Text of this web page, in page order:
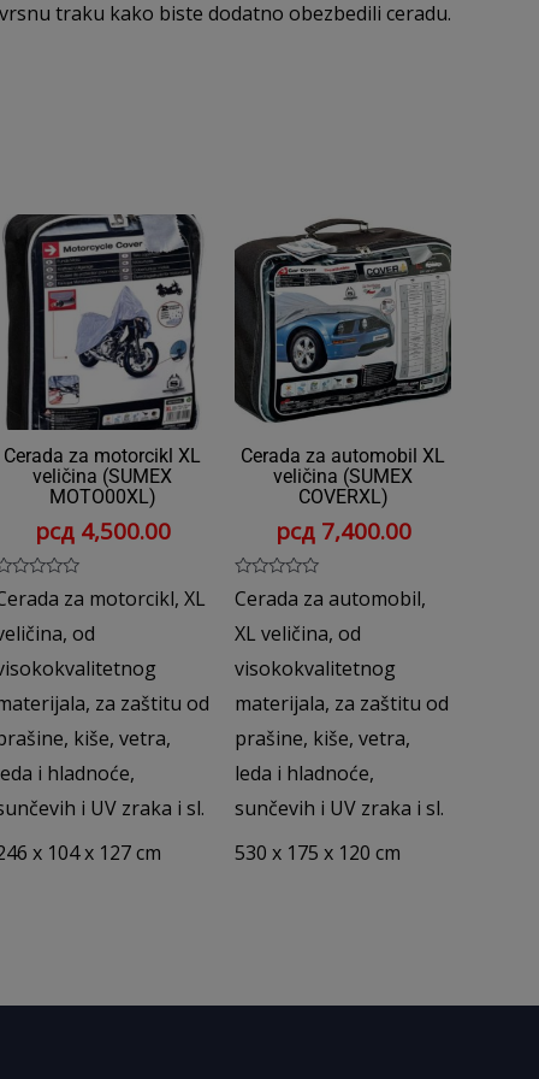
traku kako biste dodatno obezbedili ceradu.
Cerada za motorcikl XL
veličina (SUMEX
MOTO00XL)
рсд4,500.00
za motorcikl, XL
od
za zaštitu od
kiše, vetra,
i hladnoće,
i UV zraka i sl.
x 104 x 127 cm
Cerada za automobil XL
veličina (SUMEX
COVERXL)
рсд7,400.00
Rated
0
of
Cerada za automobil,
XL veličina, od
visokokvalitetnog
materijala, za zaštitu od
prašine, kiše, vetra,
leda i hladnoće,
sunčevih i UV zraka i sl.
530 x 175 x 120 cm